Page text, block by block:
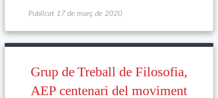
Publicat 17 de març de 2020
Grup de Treball de Filosofia,
AEP centenari del moviment